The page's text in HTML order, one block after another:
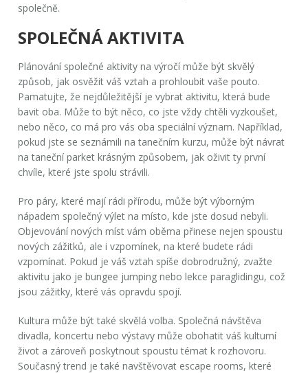
společně.
SPOLEČNÁ AKTIVITA
Plánování společné aktivity na výročí může být skvělý
způsob, jak osvěžit váš vztah a prohloubit vaše pouto.
Pamatujte, že nejdůležitější je vybrat aktivitu, která bude
bavit oba. Může to být něco, co jste vždy chtěli vyzkoušet,
nebo něco, co má pro vás oba speciální význam. Například,
pokud jste se seznámili na tanečním kurzu, může být návrat
na taneční parket krásným způsobem, jak oživit ty první
chvíle, které jste spolu strávili.
Pro páry, které mají rádi přírodu, může být výborným
nápadem společný výlet na místo, kde jste dosud nebyli.
Objevování nových míst vám oběma přinese nejen spoustu
nových zážitků, ale i vzpomínek, na které budete rádi
vzpomínat. Pokud je váš vztah spíše dobrodružný, zvažte
aktivitu jako je bungee jumping nebo lekce paraglidingu, což
jsou zážitky, které vás opravdu spojí.
Kultura může být také skvělá volba. Společná návštěva
divadla, koncertu nebo výstavy může obohatit váš kulturní
život a zároveň poskytnout spoustu témat k rozhovoru.
Současný trend je také navštěvovat escape rooms, které